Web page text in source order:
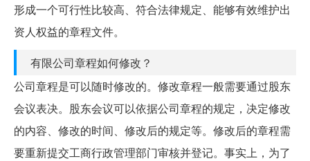
形成一个可行性比较高、符合法律规定、能够有效维护出
资人权益的章程文件。
有限公司章程如何修改？
公司章程是可以随时修改的。修改章程一般需要通过股东
会议表决。股东会议可以依据公司章程的规定，决定修改
的内容、修改的时间、修改后的规定等。修改后的章程需
要重新提交工商行政管理部门审核并登记。事实上，为了